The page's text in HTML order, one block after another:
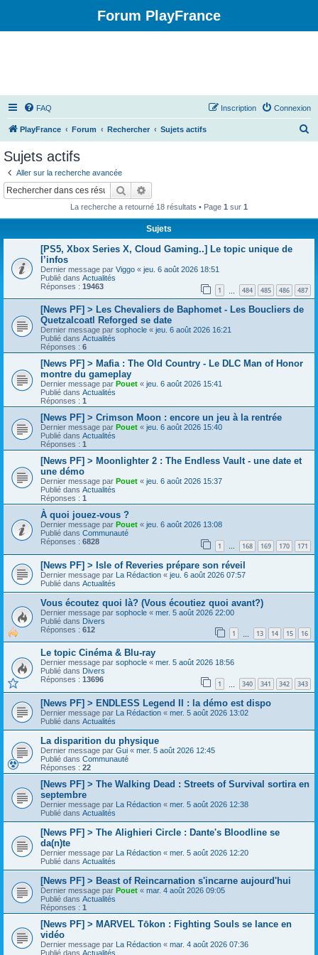
Forum PlayFrance
FAQ Connexion
Inscription
PlayFrance Forum Rechercher Sujets actifs
Sujets actifs
Aller sur la recherche avancée
Rechercher
La recherche a retourné 18 résultats • Page 1 sur 1
Sujets
[PS5, Xbox Series X, Cloud Gaming..] Le topic unique de
l’infos
Dernier message par Viggo « jeu. 6 août 2026 18:51
Publié dans Actualités
Réponses : 19463 1 484 485 486 487
[News PF] > Les Chevaliers de Baphomet - Les Boucliers de
Quetzalcoatl Reforged se date
Dernier message par sophocle « jeu. 6 août 2026 16:21
Publié dans Actualités
Réponses : 6
[News PF] > Mafia : The Old Country - Le DLC Man of Honor
montre du gameplay
Dernier message par Pouet « jeu. 6 août 2026 15:41
Publié dans Actualités
Réponses : 1
[News PF] > Crimson Moon : encore un jeu à la rentrée
Dernier message par Pouet « jeu. 6 août 2026 15:40
Publié dans Actualités
Réponses : 1
[News PF] > Moonlighter 2 : The Endless Vault - une date et
une démo
Dernier message par Pouet « jeu. 6 août 2026 15:37
Publié dans Actualités
Réponses : 1
À quoi jouez-vous ?
Dernier message par Pouet « jeu. 6 août 2026 13:08
Publié dans Communauté
Réponses : 6828 1 … 168 169 170 171
[News PF] > Isle of Reveries prépare son réveil
Dernier message par La Rédaction « jeu. 6 août 2026 07:57
Publié dans Actualités
Vous écoutez quoi là? (Vous écoutiez quoi avant?)
Dernier message par sophocle « mer. 5 août 2026 22:00
Publié dans Divers
Réponses : 612 1 13 14 15 16
Le topic Cinéma & Blu-ray
Dernier message par sophocle « mer. 5 août 2026 18:56
Publié dans Divers
Réponses : 13696 1 340 341 342 343
[News PF] > ENDLESS Legend II : la démo est dispo
Dernier message par La Rédaction « mer. 5 août 2026 13:02
Publié dans Actualités
La disparition du physique
Dernier message par Gui « mer. 5 août 2026 12:45
Publié dans Communauté
Réponses : 22
[News PF] > The Walking Dead : Streets of Survival sortira en
septembre
Dernier message par La Rédaction « mer. 5 août 2026 12:38
Publié dans Actualités
[News PF] > The Alighieri Circle : Dante's Bloodline se
da(n)te
Dernier message par La Rédaction « mer. 5 août 2026 12:20
Publié dans Actualités
[News PF] > Beast of Reincarnation s'incarne aujourd'hui
Dernier message par Pouet « mar. 4 août 2026 09:05
Publié dans Actualités
Réponses : 1
[News PF] > MARVEL Tōkon : Fighting Souls se lance en
vidéo
Dernier message par La Rédaction « mar. 4 août 2026 07:36
Publié dans Actualités